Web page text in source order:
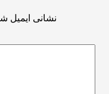
نشانی ایمیل